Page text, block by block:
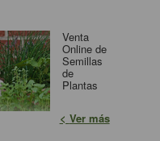
Venta
Online de
Semillas
de
Plantas
Gran gama
Ver más